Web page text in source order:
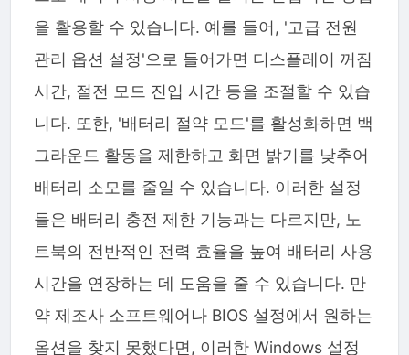
을 활용할 수 있습니다. 예를 들어, '고급 전원
관리 옵션 설정'으로 들어가면 디스플레이 꺼짐
시간, 절전 모드 진입 시간 등을 조절할 수 있습
니다. 또한, '배터리 절약 모드'를 활성화하면 백
그라운드 활동을 제한하고 화면 밝기를 낮추어
배터리 소모를 줄일 수 있습니다. 이러한 설정
들은 배터리 충전 제한 기능과는 다르지만, 노
트북의 전반적인 전력 효율을 높여 배터리 사용
시간을 연장하는 데 도움을 줄 수 있습니다. 만
약 제조사 소프트웨어나 BIOS 설정에서 원하는
옵션을 찾지 못했다면, 이러한 Windows 설정